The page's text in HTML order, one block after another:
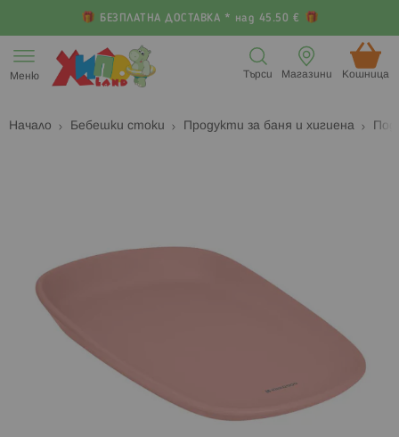
БЕЗПЛАТНА ДОСТАВКА * над 45.50 €
към
съдържанието
Меню Кошница (
Магазини
Търси
Начало Бебешки стоки Продукти за баня и хигиена
изображенията